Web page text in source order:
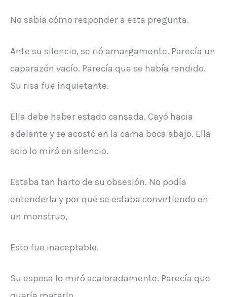
No sabía cómo responder a esta pregunta.
Ante su silencio, se rió amargamente. Parecía un
caparazón vacío. Parecía que se había rendido.
Su risa fue inquietante.
Ella debe haber estado cansada. Cayó hacia
adelante y se acostó en la cama boca abajo. Ella
solo lo miró en silencio.
Estaba tan harto de su obsesión. No podía
entenderla y por qué se estaba convirtiendo en
un monstruo,
Esto fue inaceptable.
Su esposa lo miró acaloradamente. Parecía que